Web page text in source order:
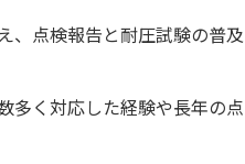
、点検報告と耐圧試験の普及
多く対応した経験や長年の点